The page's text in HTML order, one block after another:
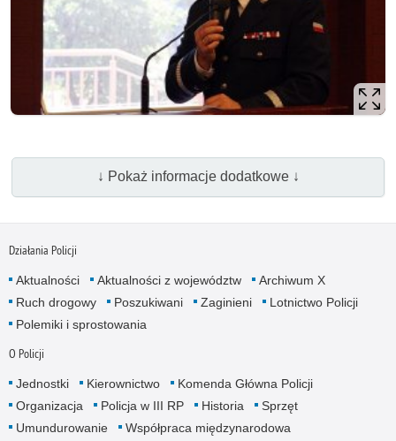
↓ Pokaż informacje dodatkowe ↓
Działania Policji
Aktualności Aktualności z województw
Archiwum X
Ruch drogowy
Poszukiwani Zaginieni
Lotnictwo Policji
Polemiki i sprostowania
O Policji
Jednostki Kierownictwo
Komenda Główna Policji
Organizacja
Policja w III RP Historia
Sprzęt
Umundurowanie
Współpraca międzynarodowa